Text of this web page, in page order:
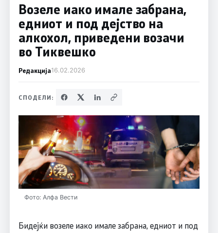
Возеле иако имале забрана,
едниот и под дејство на
алкохол, приведени возачи
во Тиквешко
Редакција16.02.2026
СПОДЕЛИ:
Фото: Алфа Вести
Бидејќи возеле иако имале забрана, едниот и под